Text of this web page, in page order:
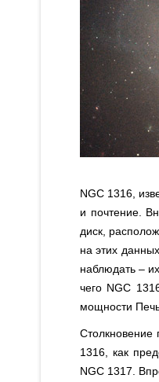
NGC 1316,
и почтение.
диск,
на этих
наблюдать –
чего NGC
мощности
Столкновение
1316, как
NGC 1317.